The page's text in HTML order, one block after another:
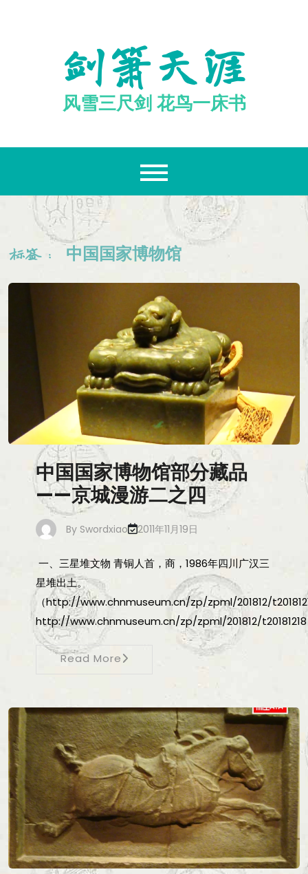
剑箫天涯
风雪三尺剑 花鸟一床书
标签： 中国国家博物馆
中国国家博物馆部分藏品
——京城漫游二之四
By Swordxiao 2011年11月19日
一、三星堆文物 青铜人首，商，1986年四川广汉三
星堆出土。
（http://www.chnmuseum.cn/zp/zpml/201812/
http://www.chnmuseum.cn/zp/zpml/201812/
Read More